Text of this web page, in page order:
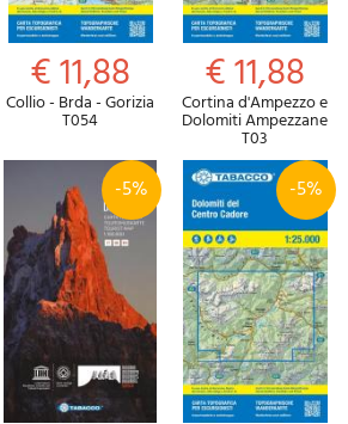
€ 11,88
Collio - Brda - Gorizia
T054
€ 11,88
Cortina d'Ampezzo e
Dolomiti Ampezzane
T03
-5% -5%